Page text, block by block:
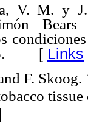
V. M. y
[ Links
F.